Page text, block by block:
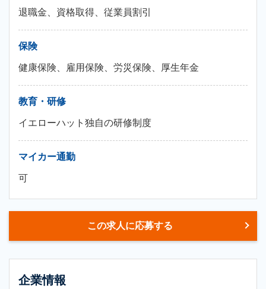
退職金、資格取得、従業員割引
保険
健康保険、雇用保険、労災保険、厚生年金
教育・研修
イエローハット独自の研修制度
マイカー通勤
可
この求人に応募する
企業情報